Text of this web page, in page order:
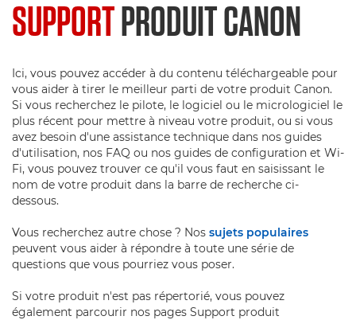
SUPPORTPRODUIT CANON
Ici, vous pouvez accéder à du contenu téléchargeable pour
vous aider à tirer le meilleur parti de votre produit Canon.
Si vous recherchez le pilote, le logiciel ou le micrologiciel le
plus récent pour mettre à niveau votre produit, ou si vous
avez besoin d'une assistance technique dans nos guides
d'utilisation, nos FAQ ou nos guides de configuration et Wi-
Fi, vous pouvez trouver ce qu'il vous faut en saisissant le
nom de votre produit dans la barre de recherche ci-
dessous.
Vous recherchez autre chose ? Nos sujets populaires
peuvent vous aider à répondre à toute une série de
questions que vous pourriez vous poser.
Si votre produit n'est pas répertorié, vous pouvez
également parcourir nos pages Support produit